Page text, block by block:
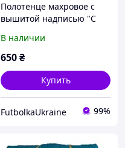
Полотенце махровое с
вышитой надписью "С
шоколад 70х140 см,
В наличии
650₴
Купить
FutbolkaUkraine 99%